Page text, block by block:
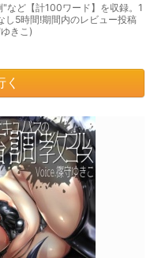
など【計100ワード】を収録。1
し5時間!期間内のレビュー投稿
きこ)
く